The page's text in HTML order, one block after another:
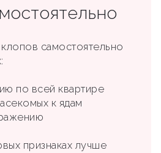
клопов самостоятельно
по всей квартире
к ядам
признаках лучше